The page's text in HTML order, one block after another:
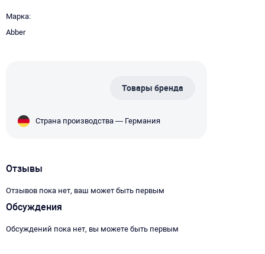
Марка
Abber
Товары бренда
Страна производства — Германия
Отзывы
Отзывов пока нет, ваш может быть первым
Обсуждения
Обсуждений пока нет, вы можете быть первым